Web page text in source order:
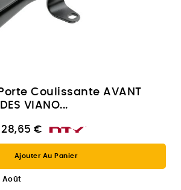
Coulissante AVANT
VIANO...
28,65 €
Ajouter Au Panier
Août